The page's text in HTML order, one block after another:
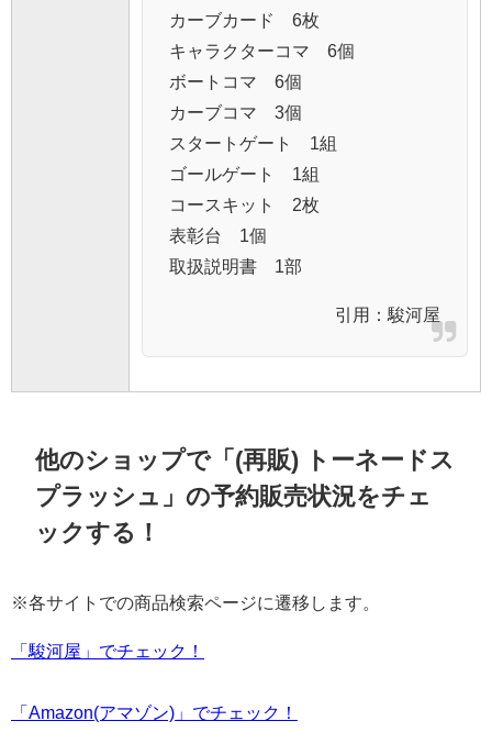
カーブカード 6枚
キャラクターコマ 6個
ボートコマ 6個
カーブコマ 3個
スタートゲート 1組
ゴールゲート 1組
コースキット 2枚
表彰台 1個
取扱説明書 1部
引用： 駿河屋
他のショップで「(再販) トーネードス
プラッシュ」の予約販売状況をチェ
ックする！
※各サイトでの商品検索ページに遷移します。
「駿河屋」でチェック！
「Amazon(アマゾン)」でチェック！